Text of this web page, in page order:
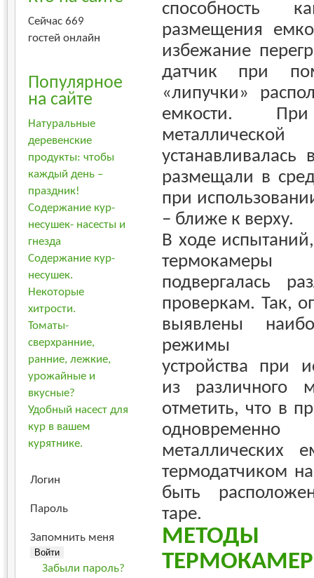
Сейчас 669
гостей онлайн
Популярное
на сайте
Натуральные
деревенские
продукты: чтобы
каждый день –
праздник!
Содержание кур-
несушек- насесты и
гнезда
Содержание кур-
несушек.
Некоторые
хитрости.
Томаты-
сверхранние,
ранние, лежкие,
урожайные и
вкусные?
Удобный насест для
кур в вашем
курятнике.
Логин
Пароль
Запомнить меня
Забыли пароль?
способность
размещения
избежание
датчик при
«липучки»
емкости. При
размещали в
при
– ближе к верху.
В ходе
подвергалась
проверкам. Так,
выявлены
режимы
устройства при
из различного
отметить, что в
металлических
термодатчиком
быть
таре.
МЕТОДЫ